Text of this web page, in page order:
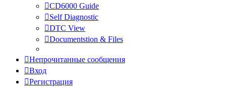
CD6000 Guide
Self Diagnostic
DTC View
Documentstion & Files
Непрочитанные сообщения
Вход
Регистрация